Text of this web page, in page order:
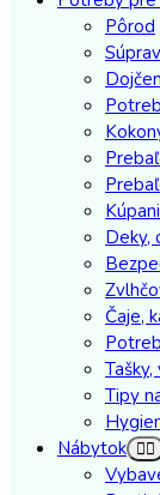
Pôrod
Deky,
Čaje,
Tašky,
Tipy
Nábytok